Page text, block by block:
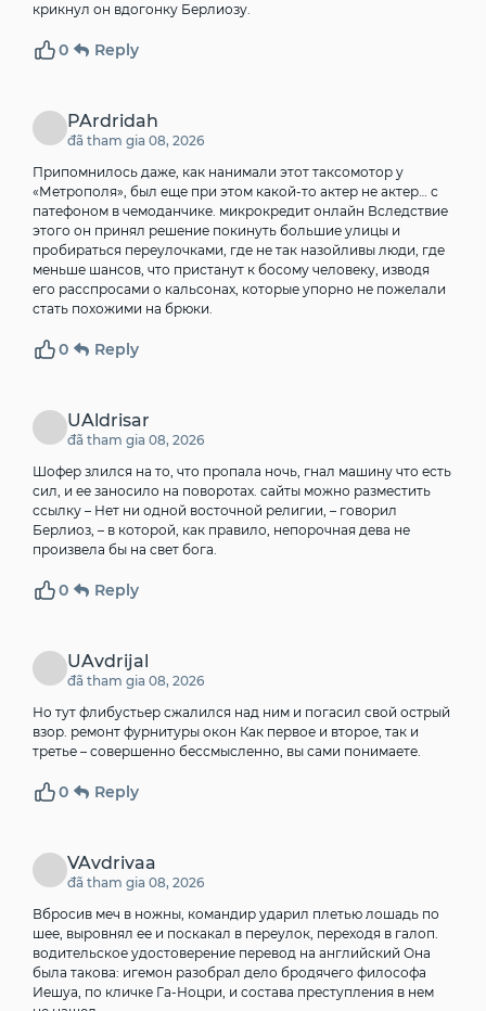
крикнул он вдогонку Берлиозу.
0 Reply
PArdridah
đã tham gia 08, 2026
Припомнилось даже, как нанимали этот таксомотор у
«Метрополя», был еще при этом какой-то актер не актер… с
патефоном в чемоданчике. микрокредит онлайн Вследствие
этого он принял решение покинуть большие улицы и
пробираться переулочками, где не так назойливы люди, где
меньше шансов, что пристанут к босому человеку, изводя
его расспросами о кальсонах, которые упорно не пожелали
стать похожими на брюки.
0 Reply
UAldrisar
đã tham gia 08, 2026
Шофер злился на то, что пропала ночь, гнал машину что есть
сил, и ее заносило на поворотах. сайты можно разместить
ссылку – Нет ни одной восточной религии, – говорил
Берлиоз, – в которой, как правило, непорочная дева не
произвела бы на свет бога.
0 Reply
UAvdrijal
đã tham gia 08, 2026
Но тут флибустьер сжалился над ним и погасил свой острый
взор. ремонт фурнитуры окон Как первое и второе, так и
третье – совершенно бессмысленно, вы сами понимаете.
0 Reply
VAvdrivaa
đã tham gia 08, 2026
Вбросив меч в ножны, командир ударил плетью лошадь по
шее, выровнял ее и поскакал в переулок, переходя в галоп.
водительское удостоверение перевод на английский Она
была такова: игемон разобрал дело бродячего философа
Иешуа, по кличке Га-Ноцри, и состава преступления в нем